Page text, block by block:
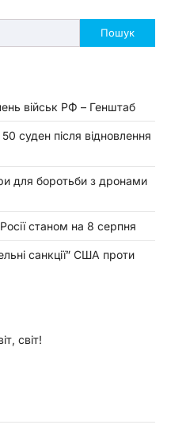
Пошук
військ РФ – Генштаб
суден після відновлення
для боротьби з дронами
станом на 8 серпня
санкції” США проти
світ!